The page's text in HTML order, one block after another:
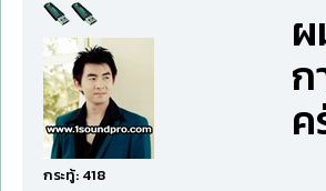
กระทู้: 418
ก